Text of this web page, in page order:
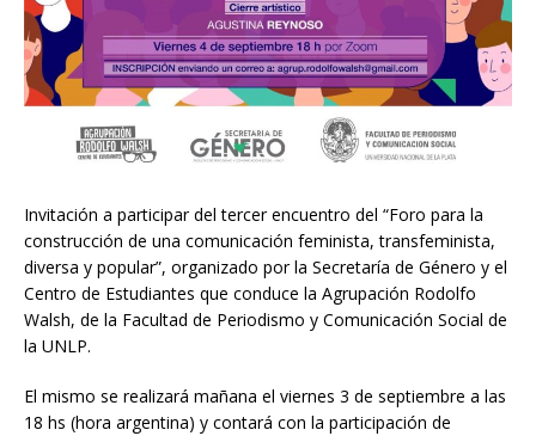
Invitación a participar del tercer encuentro del “Foro para la
construcción de una comunicación feminista, transfeminista,
diversa y popular”, organizado por la Secretaría de Género y el
Centro de Estudiantes que conduce la Agrupación Rodolfo
Walsh, de la Facultad de Periodismo y Comunicación Social de
la UNLP.
El mismo se realizará mañana el viernes 3 de septiembre a las
18 hs (hora argentina) y contará con la participación de